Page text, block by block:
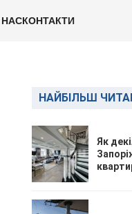
КОНТАКТИ
НАЙБІЛЬШ
Як